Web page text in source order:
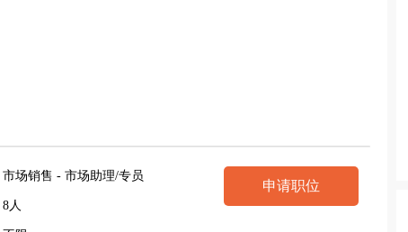
市场销售 - 市场助理/专员
8人
申请职位